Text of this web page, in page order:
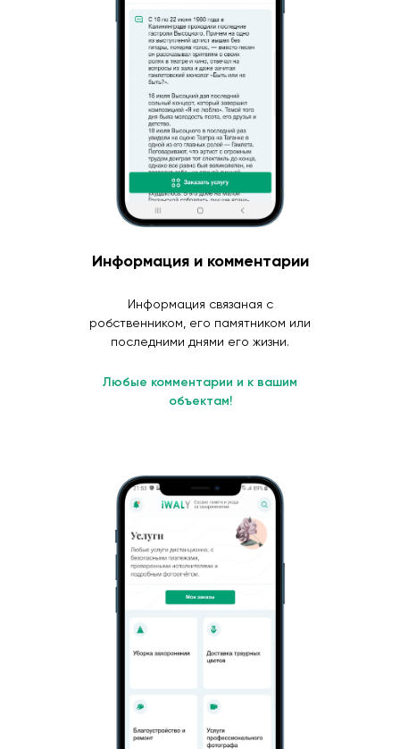
Информация и комментарии
Информация связаная с
робственником, его памятником или
последними днями его жизни.
Любые комментарии и к вашим
объектам!